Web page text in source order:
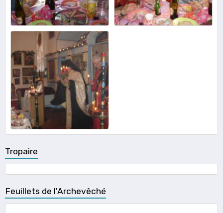
Tropaire
Feuillets de l'Archevêché